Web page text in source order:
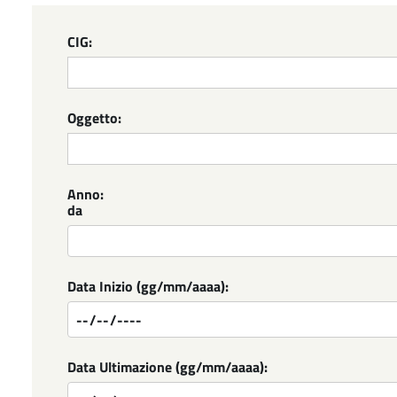
CIG:
Oggetto:
Anno:
da
Data Inizio (gg/mm/aaaa):
Data Ultimazione (gg/mm/aaaa):